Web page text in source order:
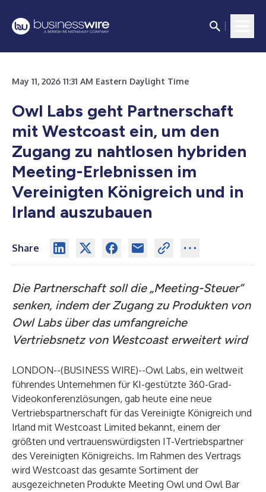
May 11, 2026 11:31 AM Eastern Daylight Time
Owl Labs geht Partnerschaft
mit Westcoast ein, um den
Zugang zu nahtlosen hybriden
Meeting-Erlebnissen im
Vereinigten Königreich und in
Irland auszubauen
Share
Die Partnerschaft soll die „Meeting-Steuer“
senken, indem der Zugang zu Produkten von
Owl Labs über das umfangreiche
Vertriebsnetz von Westcoast erweitert wird
LONDON--(BUSINESS WIRE)--Owl Labs, ein weltweit
führendes Unternehmen für KI-gestützte 360-Grad-
Videokonferenzlösungen, gab heute eine neue
Vertriebspartnerschaft für das Vereinigte Königreich und
Irland mit Westcoast Limited bekannt, einem der
größten und vertrauenswürdigsten IT-Vertriebspartner
des Vereinigten Königreichs. Im Rahmen des Vertrags
wird Westcoast das gesamte Sortiment der
ausgezeichneten Produkte Meeting Owlund Owl Bar